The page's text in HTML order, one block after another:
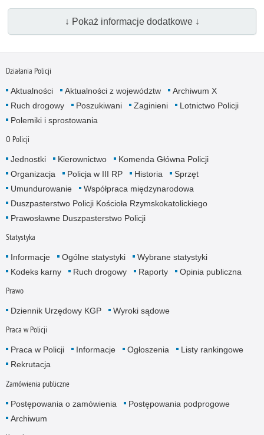
↓ Pokaż informacje dodatkowe ↓
Działania Policji
Aktualności Aktualności z województw
Archiwum X
Ruch drogowy
Poszukiwani Zaginieni
Lotnictwo Policji
Polemiki i sprostowania
O Policji
Jednostki Kierownictwo
Komenda Główna Policji
Organizacja
Policja w III RP Historia
Sprzęt
Umundurowanie
Współpraca międzynarodowa
Duszpasterstwo Policji Kościoła Rzymskokatolickiego
Prawosławne Duszpasterstwo Policji
Statystyka
Informacje Ogólne statystyki
Wybrane statystyki
Kodeks karny
Ruch drogowy Raporty Opinia publiczna
Prawo
Dziennik Urzędowy KGP Wyroki sądowe
Praca w Policji
Praca w Policji Informacje Ogłoszenia
Listy rankingowe
Rekrutacja
Zamówienia publiczne
Postępowania o zamówienia
Postępowania podprogowe
Archiwum